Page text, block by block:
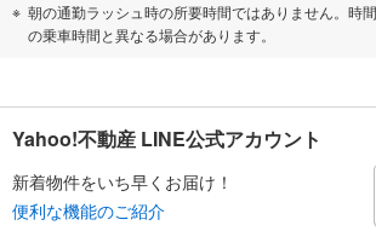
朝の通勤ラッシュ時の所要時間ではありません。時
の乗車時間と異なる場合があります。
Yahoo!不動産 LINE公式アカウント
新着物件をいち早くお届け！
便利な機能のご紹介